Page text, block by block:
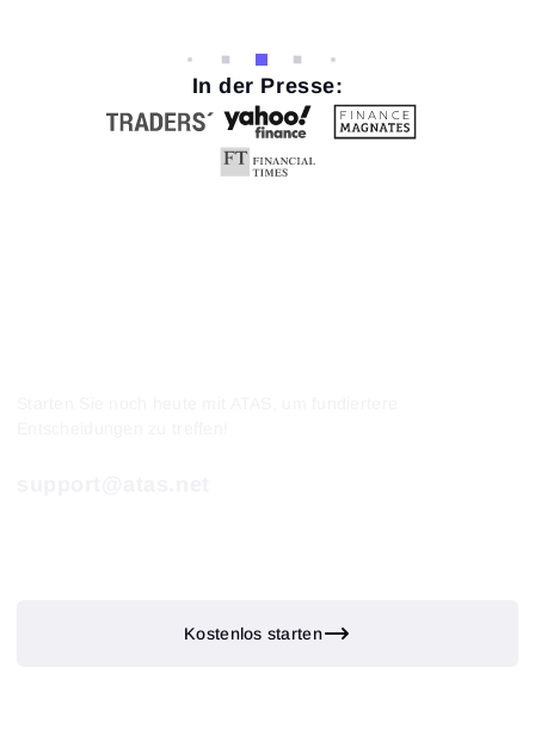
In der Presse:
Kostenlos starten